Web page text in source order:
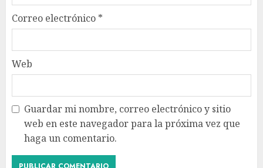
Correo electrónico *
Web
Guardar mi nombre, correo electrónico y sitio
web en este navegador para la próxima vez que
haga un comentario.